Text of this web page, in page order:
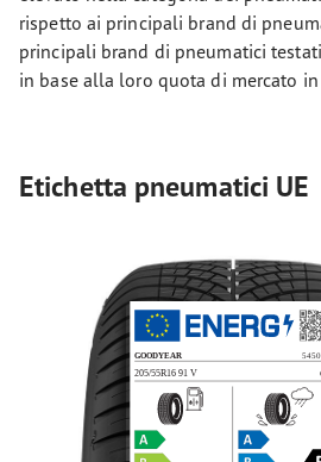
rispetto ai principali brand di
principali brand di pneumatici
in base alla loro quota di mercato in
Etichetta pneumatici UE